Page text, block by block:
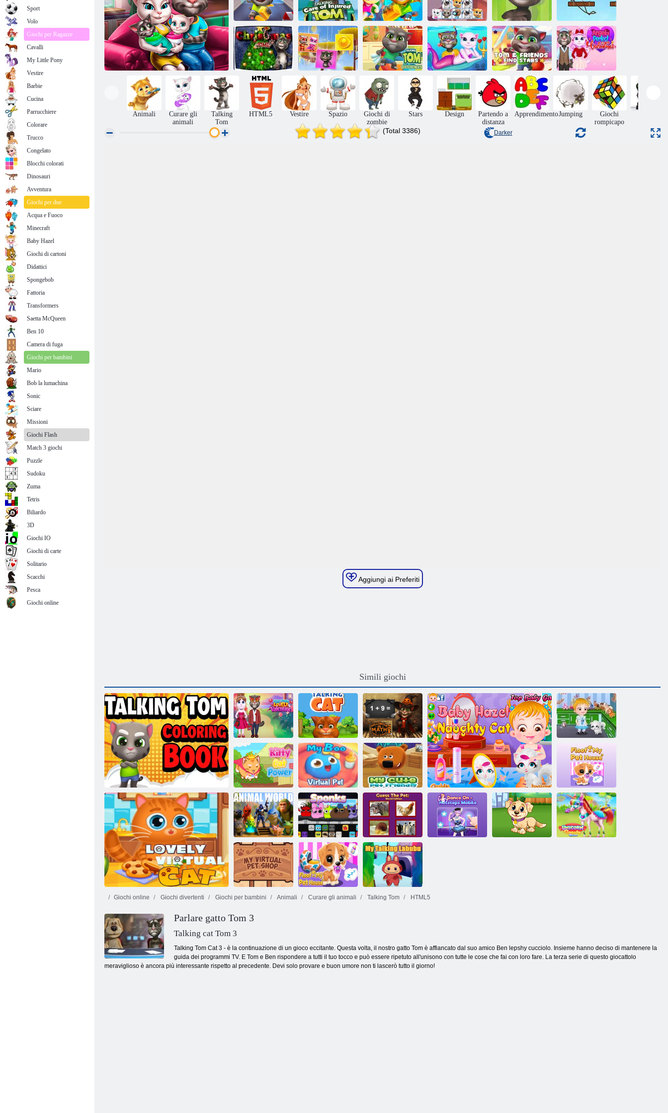
Talking Tom
Gold Run online
Talking Tom
cura Ferito
Tom Runner
parlante
Tom e i suoi
amici si
connettono
Flappy Talking
Tom Mobile
Tom e Angela
Salto
Parlando di
Natale
Parlando di Tom
Match'up
Talking Tom
La storia di
Angela
Valentine in
acque profonde
Tom e i suoi
amici trovano le
stelle
Angela Perfetto
San Valentino
Animali
Curare gli
animali
Talking
Tom
HTML5 Vestire Spazio
Giochi di
zombie
Stars Design
Partendo a
distanza
ApprendimentoJumping
Giochi
rompicapo
(Total 3386) Darker
Aggiungi ai Preferiti
Simili giochi
Libri da colorare di Talking Tom
Coppia del
gattino adorabile
San Valentino
Gatto parlante
Sfida di
matematica di
Halloween Tom
Baby Hazel:
Scopri gli
animali
Kitty Cat Power
Il mio animale
domestico
virtuale
Il mio carino
amico per
animali
domestici
Floof My- Casa
per animali
Mondo animale Sponk
Indovina
l'animale
domestico:
edizione
mondiale
Il mio negozio di
animali virtuali
Giochi online Giochi divertenti Giochi per bambini Animali Curare gli animali Talking Tom HTML5
Parlare gatto Tom 3
Talking cat Tom 3
Talking Tom Cat 3 - è la continuazione di un gioco eccitante. Questa volta, il nostro gatto Tom è affiancato dal suo amico Ben lepshy cucciolo. Insieme hanno deciso di mantenere la
guida dei programmi TV. E Tom e Ben rispondere a tutti il ​​tuo tocco e può essere ripetuto all'unisono con tutte le cose che fai con loro fare. La terza serie di questo giocattolo
meraviglioso è ancora più interessante rispetto al precedente. Devi solo provare e buon umore non ti lascerò tutto il giorno!
Sport
Volo
Giochi per Ragazze
Cavalli
My Little Pony
Vestire
Barbie
Cucina
Parrucchiere
Colorare
Trucco
Congelato
Blocchi colorati
Dinosauri
Avventura
Giochi per due
Acqua e Fuoco
Minecraft
Baby Hazel
Giochi di cartoni
Didattici
Spongebob
Fattoria
Transformers
Saetta McQueen
Ben 10
Camera di fuga
Giochi per bambini
Mario
Bob la lumachina
Sonic
Sciare
Missioni
Giochi Flash
Match 3 giochi
Puzzle
Sudoku
Zuma
Tetris
Biliardo
3D
Giochi IO
Giochi di carte
Solitario
Scacchi
Pesca
Giochi online